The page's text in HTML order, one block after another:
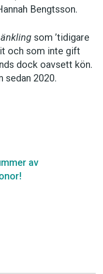
Bengtsson.
änkling som ’tidigare
och som inte gift
dock oavsett kön.
sedan 2020.
av